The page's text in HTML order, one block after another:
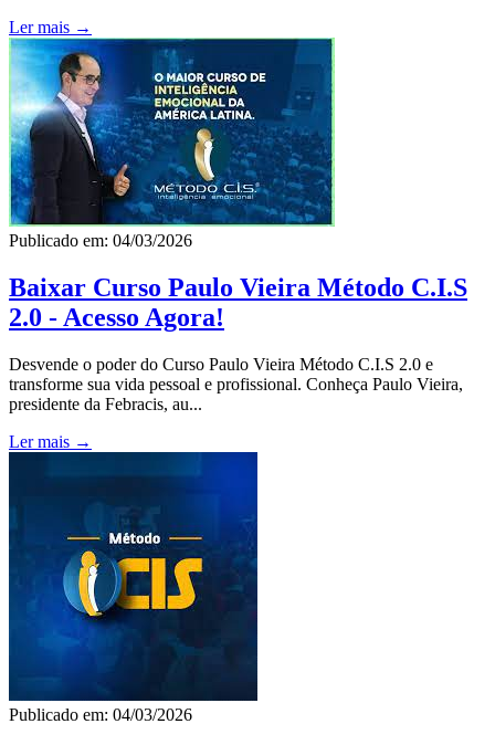
Ler mais →
Publicado em: 04/03/2026
Baixar Curso Paulo Vieira Método C.I.S
2.0 - Acesso Agora!
Desvende o poder do Curso Paulo Vieira Método C.I.S 2.0 e
transforme sua vida pessoal e profissional. Conheça Paulo Vieira,
presidente da Febracis, au...
Ler mais →
Publicado em: 04/03/2026